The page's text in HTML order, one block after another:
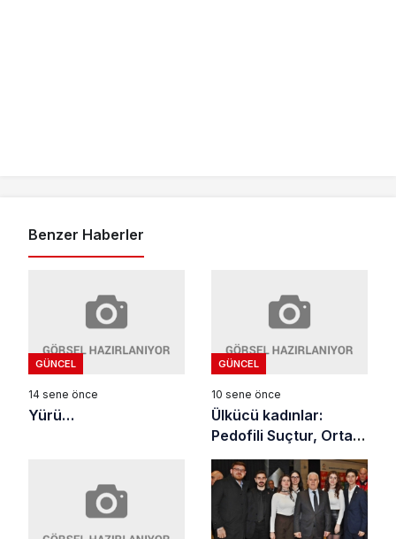
Benzer Haberler
GÜNCEL
14 sene önce
Yürü…
GÜNCEL
10 sene önce
Ülkücü kadınlar:
Pedofili Suçtur, Ortak
Olmayacağız!